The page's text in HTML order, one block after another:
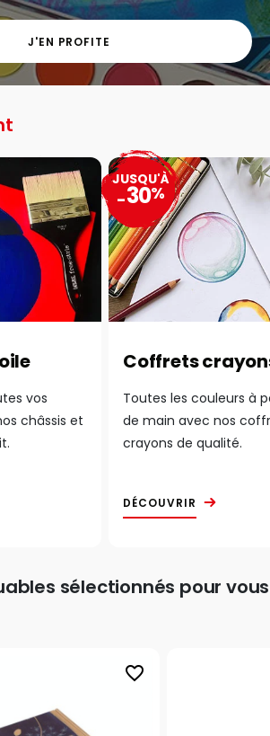
J'EN PROFITE
vos
châssis et
Coffrets
Toutes les couleurs à
de main avec nos
crayons de qualité.
DÉCOUVRIR
JUSQU'À
-30%
sélectionnés pour vous
favorite_border